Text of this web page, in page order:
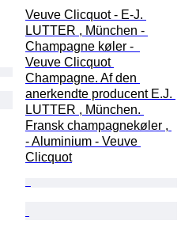
Veuve Clicquot - E-J.
LUTTER , München -
Champagne køler -
Veuve Clicquot
Champagne. Af den
anerkendte producent E.J.
LUTTER , München.
Fransk champagnekøler ,
- Aluminium - Veuve
Clicquot